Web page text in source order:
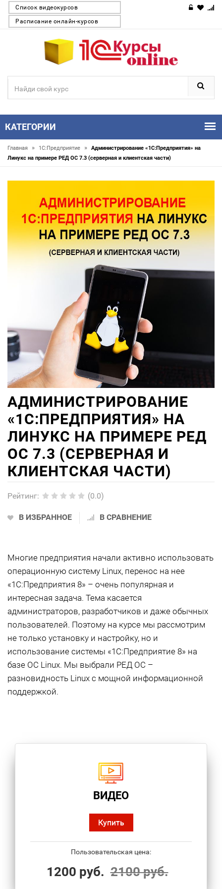
Список видеокурсов
Расписание онлайн-курсов
КАТЕГОРИИ
Главная » 1С:Предприятие »
Администрирование «1С:Предприятия» на
Линукс на примере РЕД ОС 7.3 (серверная и клиентская части)
АДМИНИСТРИРОВАНИЕ
«1С:ПРЕДПРИЯТИЯ» НА
ЛИНУКС НА ПРИМЕРЕ РЕД
ОС 7.3 (СЕРВЕРНАЯ И
КЛИЕНТСКАЯ ЧАСТИ)
Рейтинг: (0.0)
В ИЗБРАННОЕ В СРАВНЕНИЕ
Многие предприятия начали активно использовать
операционную систему Linux, перенос на нее
«1С:Предприятия 8» – очень популярная и
интересная задача. Тема касается
администраторов, разработчиков и даже обычных
пользователей. Поэтому на курсе мы рассмотрим
не только установку и настройку, но и
использование системы «1С:Предприятие 8» на
базе ОС Linux. Мы выбрали РЕД ОС –
разновидность Linux с мощной информационной
поддержкой.
ВИДЕО
Купить
Пользовательская цена:
1200 руб. 2100 руб.